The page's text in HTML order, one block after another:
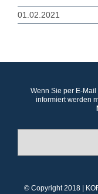
01.02.2021
Wenn Sie per E-
informiert werden
© Copyright 2018 |